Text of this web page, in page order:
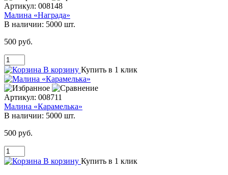
Артикул: 008148
Малина «Награда»
В наличии: 5000 шт.
500 руб.
В корзину Купить в 1 клик
Артикул: 008711
Малина «Карамелька»
В наличии: 5000 шт.
500 руб.
В корзину Купить в 1 клик